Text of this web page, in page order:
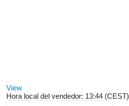
View
Hora local del vendedor: 13:44 (CEST)